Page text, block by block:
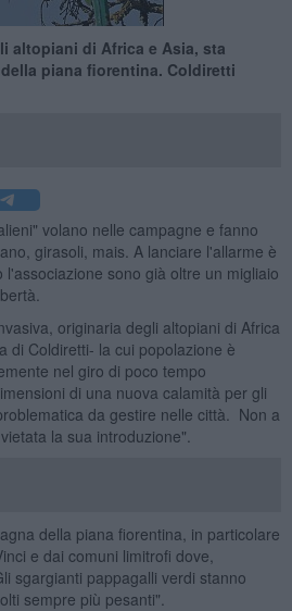
altopiani di Africa e Asia, sta
piana fiorentina. Coldiretti
volano nelle campagne e fanno
girasoli, mais. A lanciare l'allarme è
sono già oltre un migliaio
originaria degli altopiani di Africa
di Coldiretti- la cui popolazione è
nel giro di poco tempo
di una nuova calamità per gli
da gestire nelle città. Non a
la sua introduzione".
della piana fiorentina, in particolare
e dai comuni limitrofi dove,
sgargianti pappagalli verdi stanno
sempre più pesanti".